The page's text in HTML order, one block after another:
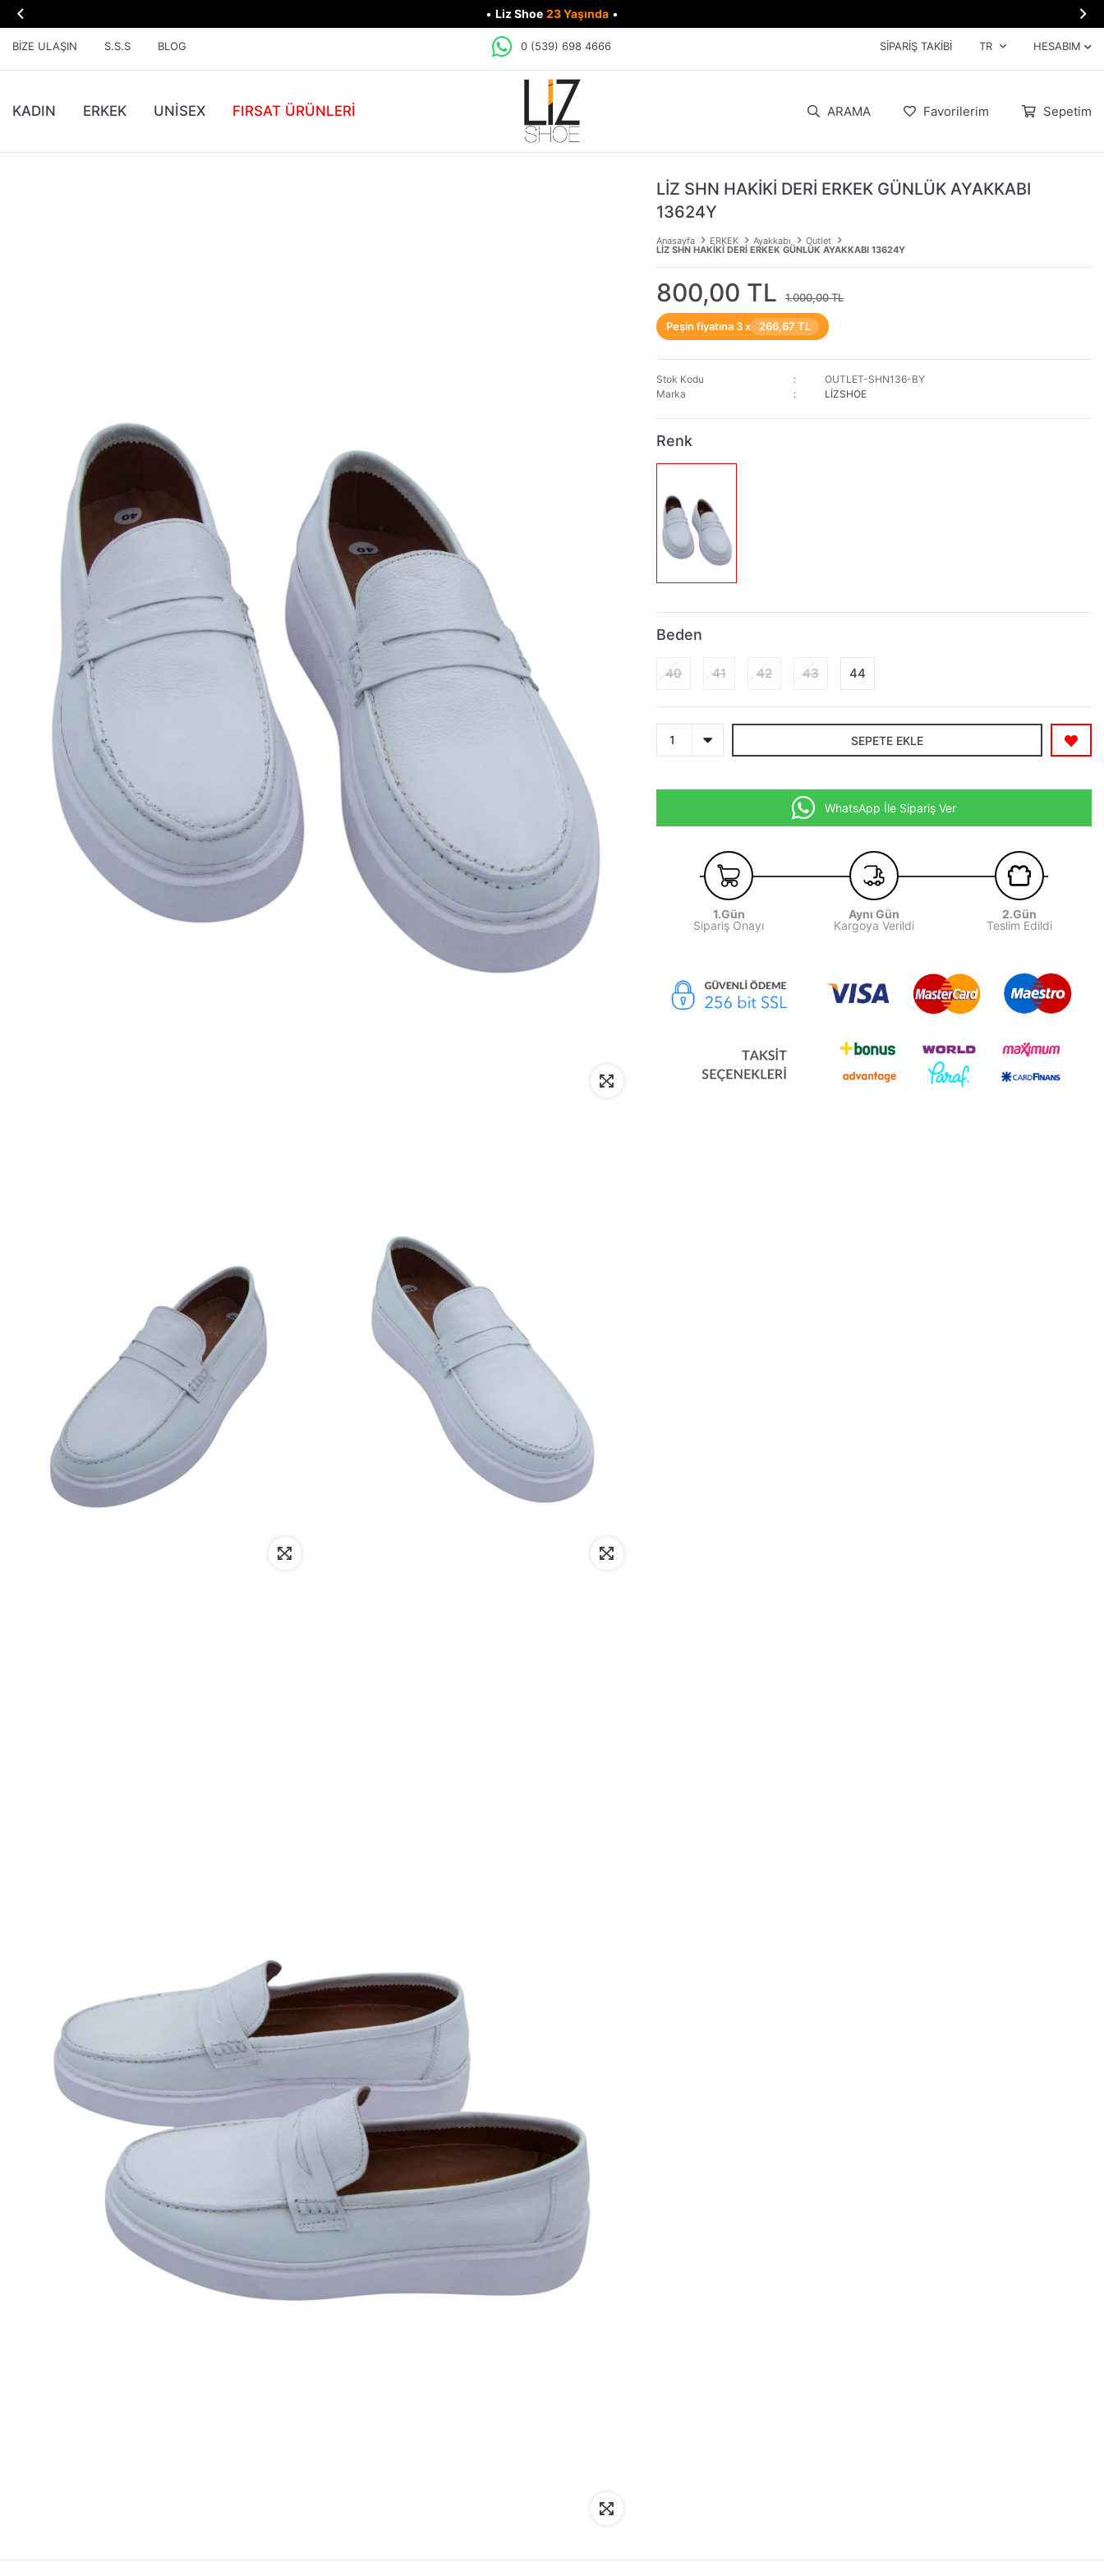
 • Liz Shoe 23 Yaşında • 
BIZE ULAŞIN S.S.S BLOG 0 (539) 698 4666 SIPARIŞ TAKIBI TR HESABIM
KADIN ERKEK UNİSEX FIRSAT ÜRÜNLERI ARAMA Favorilerim Sepetim
LİZ SHN HAKİKİ DERİ ERKEK GÜNLÜK AYAKKABI
13624Y
Anasayfa ERKEK Ayakkabı Outlet
LİZ SHN HAKİKİ DERİ ERKEK GÜNLÜK AYAKKABI 13624Y
800,00 TL 1.000,00 TL
Peşin fiyatına 3 x 266,67 TL
Stok Kodu
OUTLET-SHN136-BY
Marka
LİZSHOE
Renk
Beden
40 41 42 43 44
SEPETE EKLE
WhatsApp İle Sipariş Ver
1.Gün
Sipariş Onayı
Aynı Gün
Kargoya Verildi
2.Gün
Teslim Edildi